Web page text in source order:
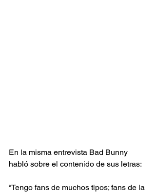
En la misma entrevista Bad Bunny
habló sobre el contenido de sus letras:
“Tengo fans de muchos tipos; fans de la